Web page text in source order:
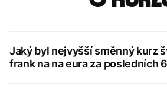
Jaký byl nejvyšší směnný kurz
frank na na eura za posledních